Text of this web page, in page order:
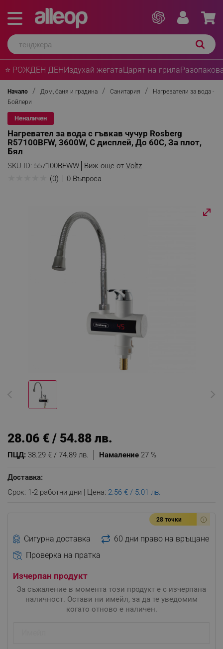
⭐ РОЖДЕН ДЕНИздухай жегатаЦарят на грила
Начало Дом, баня и градина Санитария
Нагреватели за вода -
Бойлери
Неналичен
Нагревател за вода с гъвкав чучур Rosberg
R57100BFW, 3600W, С дисплей, До 60C, За плот,
Бял
SKU ID: 557100BFWW Виж още от Voltz
(0) 0 Въпроса
Намаление 27 %
ПЦД: 38.29 € / 74.89 лв.
28.06 € / 54.88 лв.
Доставка:
Срок: 1-2 работни дни | Цена: 2.56 € / 5.01 лв.
28 точки
Сигурна доставка
60 дни право на връщане
Проверка на пратка
Изчерпан продукт
За съжаление в момента този продукт е с изчерпана
наличност. Остави ни имейл, за да те уведомим
когато отново е наличен.